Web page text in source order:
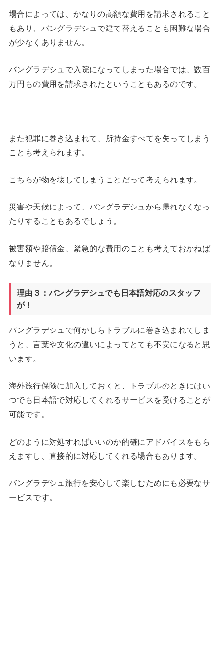
場合によっては、かなりの高額な費用を請求されること
もあり、バングラデシュで建て替えることも困難な場合
が少なくありません。
バングラデシュで入院になってしまった場合では、数百
万円もの費用を請求されたということもあるのです。
また犯罪に巻き込まれて、所持金すべてを失ってしまう
ことも考えられます。
こちらが物を壊してしまうことだって考えられます。
災害や天候によって、バングラデシュから帰れなくなっ
たりすることもあるでしょう。
被害額や賠償金、緊急的な費用のことも考えておかねば
なりません。
理由３：バングラデシュでも日本語対応のスタッフ
が！
バングラデシュで何かしらトラブルに巻き込まれてしま
うと、言葉や文化の違いによってとても不安になると思
います。
海外旅行保険に加入しておくと、トラブルのときにはい
つでも日本語で対応してくれるサービスを受けることが
可能です。
どのように対処すればいいのか的確にアドバイスをもら
えますし、直接的に対応してくれる場合もあります。
バングラデシュ旅行を安心して楽しむためにも必要なサ
ービスです。